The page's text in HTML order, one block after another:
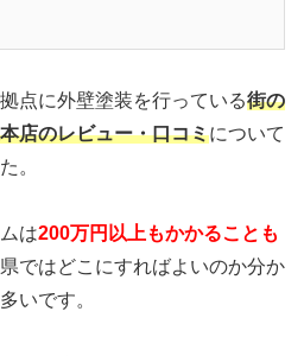
点に外壁塗装を行っている街の
店のレビュー・口コミについて
。
は200万円以上もかかることも
ではどこにすればよいのか分か
いです。